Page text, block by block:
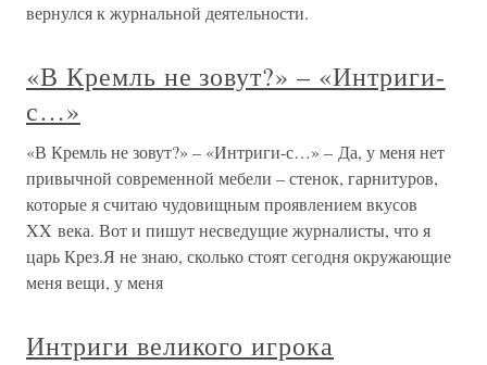
вернулся к журнальной деятельности.
«В Кремль не зовут?» – «Интриги-
с…»
«В Кремль не зовут?» – «Интриги-с…» – Да, у меня нет
привычной современной мебели – стенок, гарнитуров,
которые я считаю чудовищным проявлением вкусов
XX века. Вот и пишут несведущие журналисты, что я
царь Крез.Я не знаю, сколько стоят сегодня окружающие
меня вещи, у меня
Интриги великого игрока